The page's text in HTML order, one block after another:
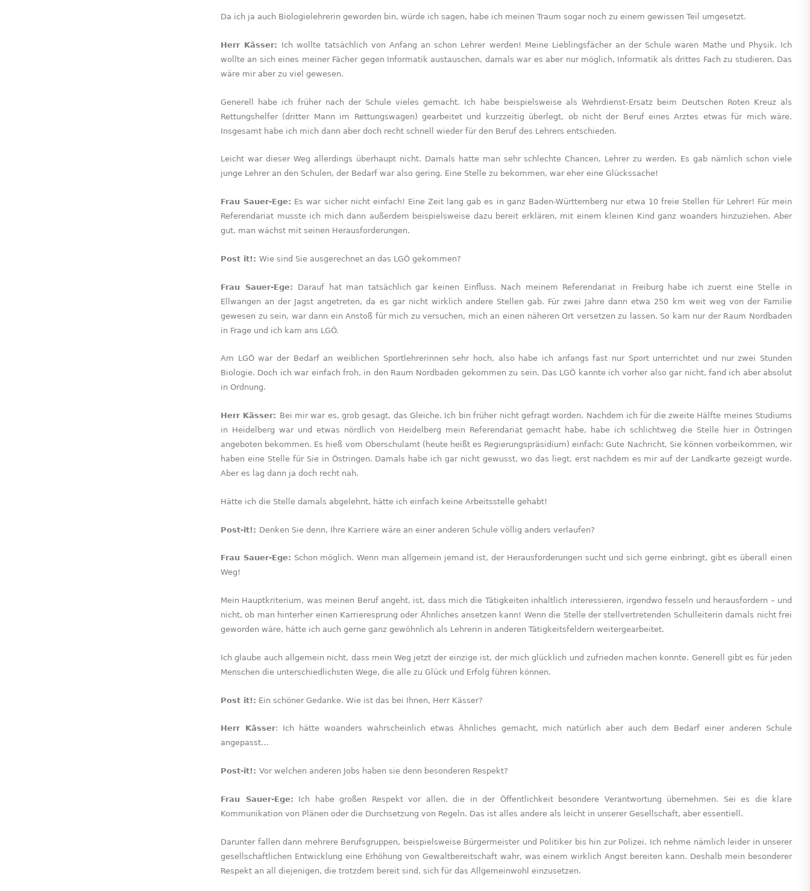
Da ich ja auch Biologielehrerin geworden bin, würde ich sagen, habe ich meinen Traum sogar noch zu einem gewissen Teil umgesetzt.
Herr Kässer: Ich wollte tatsächlich von Anfang an schon Lehrer werden! Meine Lieblingsfächer an der Schule waren Mathe und Physik. Ich
wollte an sich eines meiner Fächer gegen Informatik austauschen, damals war es aber nur möglich, Informatik als drittes Fach zu studieren. Das
wäre mir aber zu viel gewesen.
Generell habe ich früher nach der Schule vieles gemacht. Ich habe beispielsweise als Wehrdienst-Ersatz beim Deutschen Roten Kreuz als
Rettungshelfer (dritter Mann im Rettungswagen) gearbeitet und kurzzeitig überlegt, ob nicht der Beruf eines Arztes etwas für mich wäre.
Insgesamt habe ich mich dann aber doch recht schnell wieder für den Beruf des Lehrers entschieden.
Leicht war dieser Weg allerdings überhaupt nicht. Damals hatte man sehr schlechte Chancen, Lehrer zu werden. Es gab nämlich schon viele
junge Lehrer an den Schulen, der Bedarf war also gering. Eine Stelle zu bekommen, war eher eine Glückssache!
Frau Sauer-Ege: Es war sicher nicht einfach! Eine Zeit lang gab es in ganz Baden-Württemberg nur etwa 10 freie Stellen für Lehrer! Für mein
Referendariat musste ich mich dann außerdem beispielsweise dazu bereit erklären, mit einem kleinen Kind ganz woanders hinzuziehen. Aber
gut, man wächst mit seinen Herausforderungen.
Post it!: Wie sind Sie ausgerechnet an das LGÖ gekommen?
Frau Sauer-Ege: Darauf hat man tatsächlich gar keinen Einfluss. Nach meinem Refe­rendariat in Freiburg habe ich zuerst eine Stelle in
Ellwangen an der Jagst angetreten, da es gar nicht wirklich andere Stellen gab. Für zwei Jahre dann etwa 250 km weit weg von der Familie
gewesen zu sein, war dann ein Anstoß für mich zu versuchen, mich an einen näheren Ort versetzen zu lassen. So kam nur der Raum Nordbaden
in Frage und ich kam ans LGÖ.
Am LGÖ war der Bedarf an weiblichen Sportlehrerinnen sehr hoch, also habe ich anfangs fast nur Sport unterrichtet und nur zwei Stunden
Biologie. Doch ich war einfach froh, in den Raum Nordbaden gekommen zu sein. Das LGÖ kannte ich vorher also gar nicht, fand ich aber absolut
in Ordnung.
Herr Kässer: Bei mir war es, grob gesagt, das Gleiche. Ich bin früher nicht gefragt worden. Nachdem ich für die zweite Hälfte meines Studiums
in Heidelberg war und etwas nördlich von Heidelberg mein Referendariat gemacht habe, habe ich schlichtweg die Stelle hier in Östringen
angeboten bekommen. Es hieß vom Oberschulamt (heute heißt es Regie­rungspräsidium) einfach: Gute Nachricht, Sie können vorbeikommen, wir
haben eine Stelle für Sie in Östringen. Damals habe ich gar nicht gewusst, wo das liegt, erst nachdem es mir auf der Landkarte gezeigt wurde.
Aber es lag dann ja doch recht nah.
Hätte ich die Stelle damals abgelehnt, hätte ich einfach keine Arbeitsstelle gehabt!
Post-it!: Denken Sie denn, Ihre Karriere wäre an einer anderen Schule völlig anders verlaufen?
Frau Sauer-Ege: Schon möglich. Wenn man allgemein jemand ist, der Herausforderungen sucht und sich gerne einbringt, gibt es überall einen
Weg!
Mein Hauptkriterium, was meinen Beruf angeht, ist, dass mich die Tätigkeiten inhaltlich interessieren, irgendwo fesseln und herausfordern – und
nicht, ob man hinterher einen Karrieresprung oder Ähnliches ansetzen kann! Wenn die Stelle der stellvertretenden Schulleiterin damals nicht frei
geworden wäre, hätte ich auch gerne ganz gewöhnlich als Lehrerin in anderen Tätigkeitsfeldern weitergearbeitet.
Ich glaube auch allgemein nicht, dass mein Weg jetzt der einzige ist, der mich glücklich und zufrieden machen konnte. Generell gibt es für jeden
Menschen die unterschiedlichsten Wege, die alle zu Glück und Erfolg führen können.
Post it!: Ein schöner Gedanke. Wie ist das bei Ihnen, Herr Kässer?
Herr Kässer: Ich hätte woanders wahrscheinlich etwas Ähnliches gemacht, mich natürlich aber auch dem Bedarf einer anderen Schule
angepasst…
Post-it!: Vor welchen anderen Jobs haben sie denn besonderen Respekt?
Frau Sauer-Ege: Ich habe großen Respekt vor allen, die in der Öffentlichkeit besondere Verantwortung übernehmen. Sei es die klare
Kommunikation von Plänen oder die Durchsetzung von Regeln. Das ist alles andere als leicht in unserer Gesellschaft, aber essentiell.
Darunter fallen dann mehrere Berufsgruppen, beispielsweise Bürgermeister und Politiker bis hin zur Polizei. Ich nehme nämlich leider in unserer
gesellschaftlichen Entwicklung eine Erhöhung von Gewaltbereitschaft wahr, was einem wirklich Angst bereiten kann. Deshalb mein besonderer
Respekt an all diejenigen, die trotzdem bereit sind, sich für das Allgemeinwohl einzusetzen.